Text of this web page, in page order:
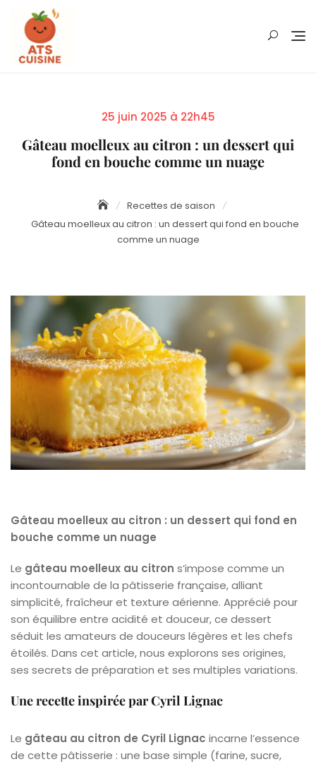
content
Posted
25 juin 2025 à 22h45
Gâteau moelleux au citron : un dessert qui
fond en bouche comme un nuage
Recettes de saison
Gâteau moelleux au citron : un dessert qui fond en bouche
comme un nuage
Gâteau moelleux au citron : un dessert qui fond en
bouche comme un nuage
Le gâteau moelleux au citron s’impose comme un
incontournable de la pâtisserie française, alliant
simplicité, fraîcheur et texture aérienne. Apprécié pour
son équilibre entre acidité et douceur, ce dessert
séduit les amateurs de douceurs légères et les chefs
étoilés. Dans cet article, nous explorons ses origines,
ses secrets de préparation et ses multiples variations.
Une recette inspirée par Cyril Lignac
Le gâteau au citron de Cyril Lignac incarne l’essence
de cette pâtisserie : une base simple (farine, sucre,